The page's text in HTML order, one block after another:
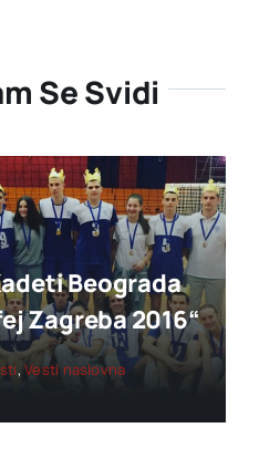
Se Svidi
Beograda
Zagreba 2016“
,Vesti naslovna